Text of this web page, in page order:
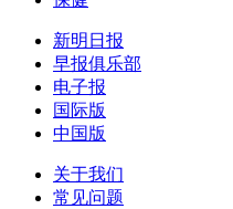
新明日报
早报俱乐部
电子报
国际版
中国版
关于我们
常见问题